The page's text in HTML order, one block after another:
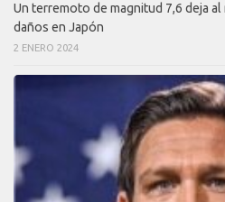
Un terremoto de magnitud 7,6 deja
daños en Japón
2 ENERO 2024